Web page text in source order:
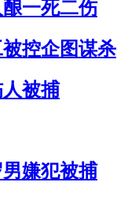
一死二伤
控企图谋杀
被捕
嫌犯被捕